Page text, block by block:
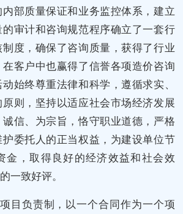
部质量保证和业务监控体系，建立
审计和咨询规范程序确立了一套行
度，确保了咨询质量，获得了行业
客户中也赢得了信誉各项造价咨询
始终尊重法律和科学，遵循求实、
则，坚持以适应社会市场经济发展
信、为宗旨，恪守职业道德，严格
委托人的正当权益，为建设单位节
金，取得良好的经济效益和社会效
一致好评。
目负责制，以一个合同作为一个项